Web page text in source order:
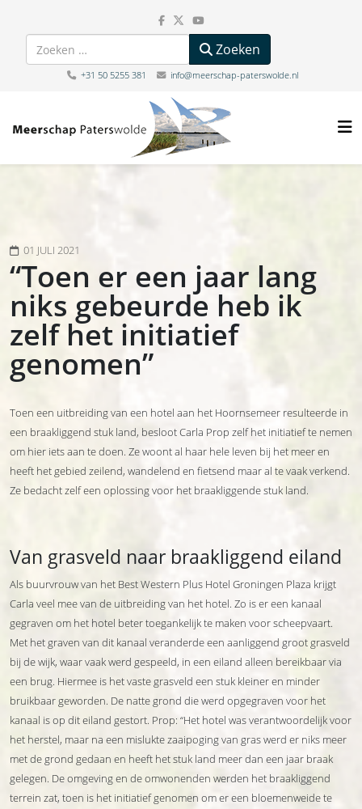
Zoeken Zoeken
+31 50 5255 381 info@meerschap-paterswolde.nl
01 JULI 2021
“Toen er een jaar lang
niks gebeurde heb ik
zelf het initiatief
genomen”
Toen een uitbreiding van een hotel aan het Hoornsemeer resulteerde in
een braakliggend stuk land, besloot Carla Prop zelf het initiatief te nemen
om hier iets aan te doen. Ze woont al haar hele leven bij het meer en
heeft het gebied zeilend, wandelend en fietsend maar al te vaak verkend.
Ze bedacht zelf een oplossing voor het braakliggende stuk land.
Van grasveld naar braakliggend eiland
Als buurvrouw van het Best Western Plus Hotel Groningen Plaza krijgt
Carla veel mee van de uitbreiding van het hotel. Zo is er een kanaal
gegraven om het hotel beter toegankelijk te maken voor scheepvaart.
Met het graven van dit kanaal veranderde een aanliggend groot grasveld
bij de wijk, waar vaak werd gespeeld, in een eiland alleen bereikbaar via
een brug. Hiermee is het vaste grasveld een stuk kleiner en minder
bruikbaar geworden. De natte grond die werd opgegraven voor het
kanaal is op dit eiland gestort. Prop: “Het hotel was verantwoordelijk voor
het herstel, maar na een mislukte zaaipoging van gras werd er niks meer
met de grond gedaan en heeft het stuk land meer dan een jaar braak
gelegen. De omgeving en de omwonenden werden het braakliggend
terrein zat, toen is het initiatief genomen om er een bloemenweide te